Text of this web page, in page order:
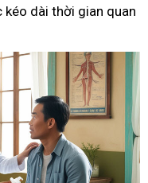
kéo dài thời gian quan